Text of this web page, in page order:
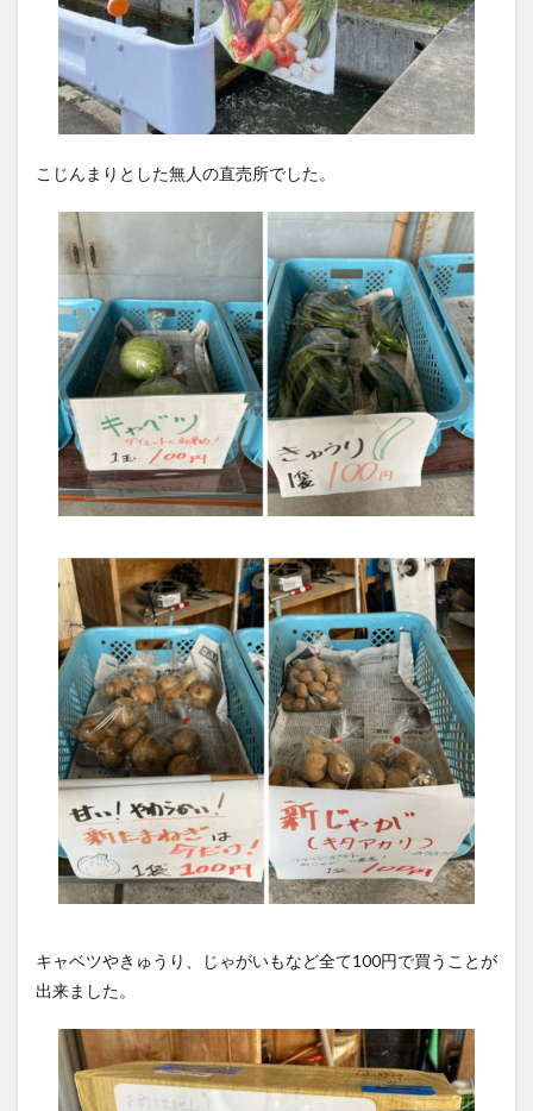
こじんまりとした無人の直売所でした。
キャベツやきゅうり、じゃがいもなど全て100円で買うことが
出来ました。